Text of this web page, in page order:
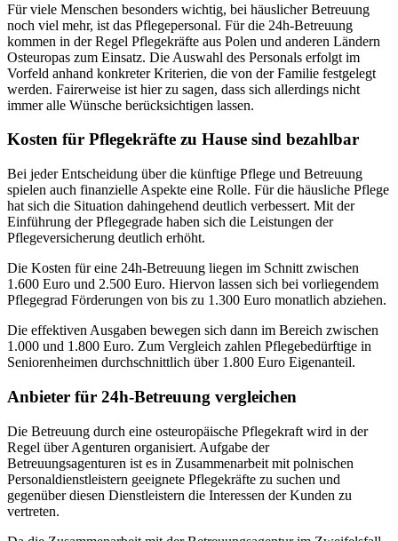
Für viele Menschen besonders wichtig, bei häuslicher Betreuung
noch viel mehr, ist das Pflegepersonal. Für die 24h-Betreuung
kommen in der Regel Pflegekräfte aus Polen und anderen Ländern
Osteuropas zum Einsatz. Die Auswahl des Personals erfolgt im
Vorfeld anhand konkreter Kriterien, die von der Familie festgelegt
werden. Fairerweise ist hier zu sagen, dass sich allerdings nicht
immer alle Wünsche berücksichtigen lassen.
Kosten für Pflegekräfte zu Hause sind bezahlbar
Bei jeder Entscheidung über die künftige Pflege und Betreuung
spielen auch finanzielle Aspekte eine Rolle. Für die häusliche Pflege
hat sich die Situation dahingehend deutlich verbessert. Mit der
Einführung der Pflegegrade haben sich die Leistungen der
Pflegeversicherung deutlich erhöht.
Die Kosten für eine 24h-Betreuung liegen im Schnitt zwischen
1.600 Euro und 2.500 Euro. Hiervon lassen sich bei vorliegendem
Pflegegrad Förderungen von bis zu 1.300 Euro monatlich abziehen.
Die effektiven Ausgaben bewegen sich dann im Bereich zwischen
1.000 und 1.800 Euro. Zum Vergleich zahlen Pflegebedürftige in
Seniorenheimen durchschnittlich über 1.800 Euro Eigenanteil.
Anbieter für 24h-Betreuung vergleichen
Die Betreuung durch eine osteuropäische Pflegekraft wird in der
Regel über Agenturen organisiert. Aufgabe der
Betreuungsagenturen ist es in Zusammenarbeit mit polnischen
Personaldienstleistern geeignete Pflegekräfte zu suchen und
gegenüber diesen Dienstleistern die Interessen der Kunden zu
vertreten.